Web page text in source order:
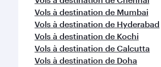
Vols à destination de Mumbai
Vols à destination de Hyderabad
Vols à destination de Kochi
Vols à destination de Calcutta
Vols à destination de Doha